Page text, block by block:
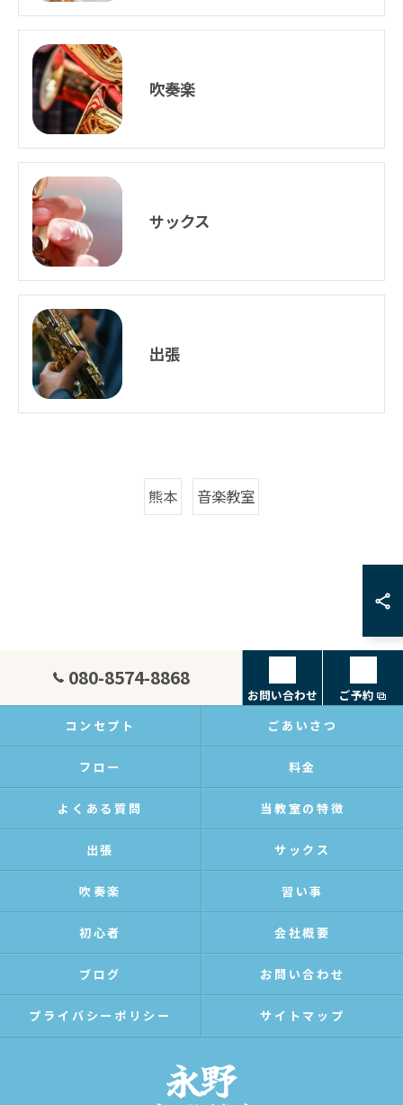
吹奏楽
サックス
出張
熊本 音楽教室
080-8574-8868
お問い合わせ
ご予約
コンセプト
ごあいさつ
フロー 料金
よくある質問 当教室の特徴
出張 サックス
吹奏楽 習い事
初心者 会社概要
ブログ お問い合わせ
プライバシーポリシー サイトマップ